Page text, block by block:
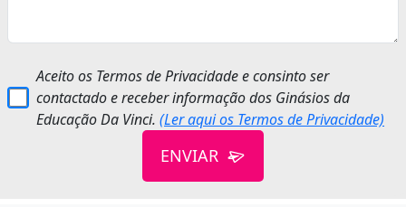
Aceito os Termos de Privacidade e consinto ser
contactado e receber informação dos Ginásios da
Educação Da Vinci.(Ler aqui os Termos de Privacidade)
ENVIAR